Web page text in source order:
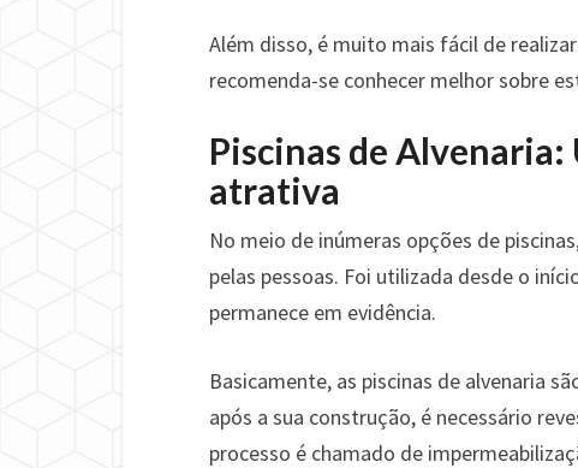
Além disso, é muito mais fácil de
recomenda-se conhecer melhor sobre
Piscinas de
atrativa
No meio de inúmeras opções de
pelas pessoas. Foi utilizada desde o
permanece em evidência.
Basicamente, as piscinas de alvenaria
após a sua construção, é necessário
processo é chamado de